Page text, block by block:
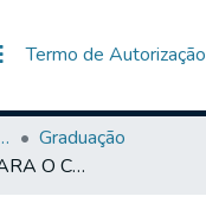
Termo de Autorização
UNILAVRAS
Graduação
A PERMISSÃO PARA O CÔMPUTO DE ÁREA DE PRESERVAÇÃO PERMANENTE NO PERCENTUAL DE RESERVA LEGAL PREVISTA NA LEI Nº 12.651/2012: A POSIÇÃO DO SUPREMO TRIBUNAL FEDERAL PROFERIDA NA ADI 4901